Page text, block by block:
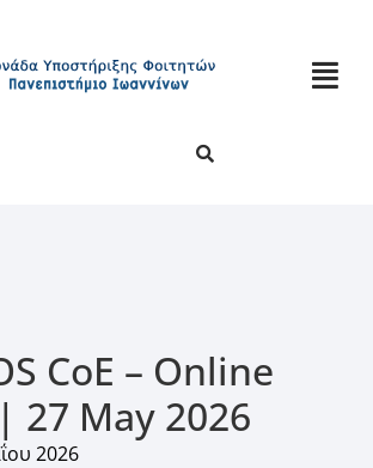
γραμμή
CoE – Online
27 May 2026
2026